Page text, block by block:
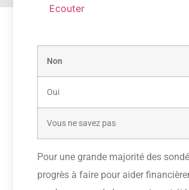
Ecouter
Non
Oui
Vous ne savez pas
Pour une grande majorité des
progrès à faire pour aider